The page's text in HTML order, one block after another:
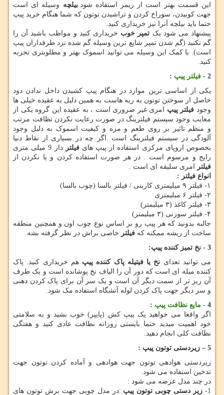
این قسمت بهتر است از ریمر استفاده شود.بیلچه وسیله ای است
جهت کوبیدن، سوراخ کردن و تراشیدن توتون که شما هنگام خرید پیپ
حتما باید بیلچه آنرا نیز خریداری کنید.
پیشنهاد می شود یک تمپر خوب خریداری کنید و مواظب باشید آن را
گم نکنید (گم شدن تمپر شایع ترین وسیله گم شده نزد طرفداران پیپ
است). با کمک این وسیله می توانید اسموک بهتر و مطلوبتری تجربه
کنید.
2 -
فیلتر پیپ :
یکی از اساسی ترین موارد در هنگام پیپ کشیدن داخل ندادن دود
حاصل از سوختن توتون به ریه هاست به همین دلیل به عقیده خیلی ها
وجود فیلتر پیپ امری غیر ضروری است ، به عقیده این گروه یکی از
معایب وجود سیستم فیلترینگ در صورت رعایت نکردن نظافت مرتب
و منظم تاثیر بر روی طعم و مزه و کیفیت اسموک به دلیل وجود
آلودگی در سیستم فیلترینگ است .اگر چه در بسیاری از نقاط دنیا
بخصوص اروپای مرکزی استفاده از پیپ هایفیلتر
دار 9 میلی متری
رایج و مرسوم است . در هر صورت استفاده کردن و یا نکردن از
فیلتر
امری سلیقه ای است .
انواع فیلتر :
۱- فیلتر ۹ میلیمتری کاربنی / فیلتر بالسا (چوب بالسا)
۲- فیلتر ۶ میلیمتری
۳- فیلتر کاغذ (۳ میلیمتر)
۴- فیلتر سوزنی (۳ میلیمتر)
جالبه بدونید که هر پیپ رو بر اساس نوع چوب اون و همچنین منطقه
ساخت از ریشه ممکنه که فیلتر خاصی براش در نظر گرفته بشه.
3 -
نخ تمیز کننده پیپ:
می توانید تعدای نخ یا فیتیله پاک کننده پیپ هم خریداری کنید. پاک
کننده میله ای است که دور آن را الیاف نخ پوشانده است و یک طرف
آن ریز تر از سمت دیگر آن است و یک سر آن برای پاک کردن دهنی
و سر دیگر جهت پاک کردن لوله آتشگاه استفاده مک شود.
4 -
مایع نظافت پیپ :
اگر واقعا می خواهید یک پیپ کش (پایپر) خوب بشید و به سلامتی
خود اهمیت میدید حتما بایستی روزانه نظافت عادی کنید و هفتگی
نظافت کلی انجام دهید.
5
– زیردستی توتون پیپ :
زیردستی هوادهی توتون جهت هوادهی و آماده کردن توتون جهت
تدخین استفاده می شود.
در چند مدل عرضه می شود :
1-
زیر دستی چوبی توتون پیپ :در مدل چوبی جهت برش توتون های